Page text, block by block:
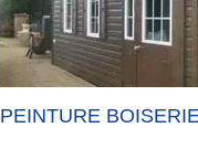
PEINTURE